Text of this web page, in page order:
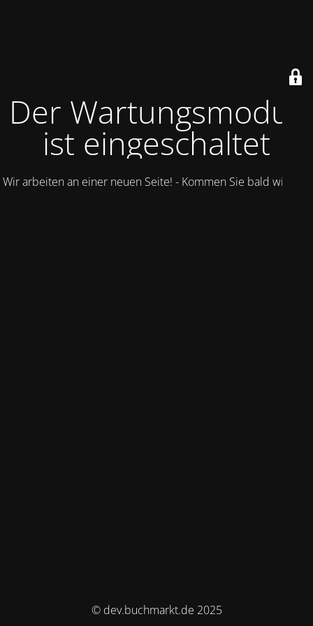
Der Wartungsmodus
ist eingeschaltet
Wir arbeiten an einer neuen Seite! - Kommen Sie bald wieder.
© dev.buchmarkt.de 2025